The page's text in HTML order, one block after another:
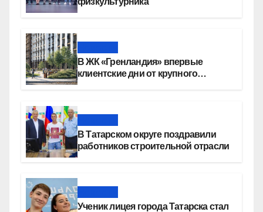
В ЖК «Гренландия» впервые
клиентские дни от крупного
В Татарском округе поздравили
работников строительной отрасли
Ученик лицея города Татарска стал